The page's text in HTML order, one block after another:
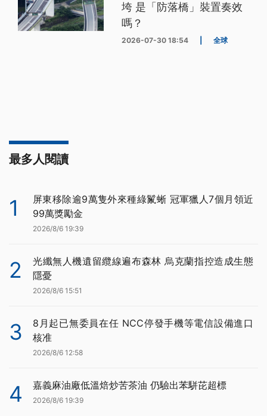
垮 是「防落橋」裝置奏效
嗎？
2026-07-30 18:54 全球
最多人閱讀
1
屏東移除逾9萬隻外來種綠鬣蜥 冠軍獵人7個月領近
99萬獎勵金
2026/8/6 19:39
2
光纖無人機遺留纜線遍布森林 烏克蘭指控造成生態
隱憂
2026/8/6 15:51
3
8月起已無委員在任 NCC停發手機等電信設備進口
核准
2026/8/6 12:58
4 嘉義麻油廠低溫焙炒苦茶油 仍驗出苯駢芘超標
2026/8/6 19:39